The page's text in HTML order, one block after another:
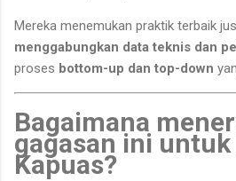
Mereka menemukan praktik terbaik
menggabungkan data teknis dan
proses bottom-up dan top-down
Bagaimana
gagasan ini
Kapuas?